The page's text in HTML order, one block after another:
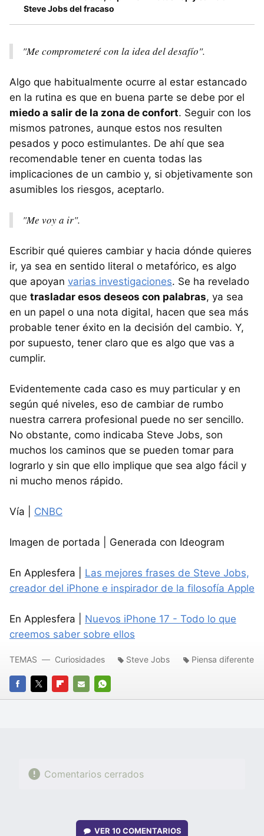
Steve Jobs del fracaso
"Me comprometeré con la idea del desafío".
Algo que habitualmente ocurre al estar estancado
en la rutina es que en buena parte se debe por el
miedo a salir de la zona de confort. Seguir con los
mismos patrones, aunque estos nos resulten
pesados y poco estimulantes. De ahí que sea
recomendable tener en cuenta todas las
implicaciones de un cambio y, si objetivamente son
asumibles los riesgos, aceptarlo.
"Me voy a ir".
Escribir qué quieres cambiar y hacia dónde quieres
ir, ya sea en sentido literal o metafórico, es algo
que apoyan varias investigaciones. Se ha revelado
que trasladar esos deseos con palabras, ya sea
en un papel o una nota digital, hacen que sea más
probable tener éxito en la decisión del cambio. Y,
por supuesto, tener claro que es algo que vas a
cumplir.
Evidentemente cada caso es muy particular y en
según qué niveles, eso de cambiar de rumbo
nuestra carrera profesional puede no ser sencillo.
No obstante, como indicaba Steve Jobs, son
muchos los caminos que se pueden tomar para
lograrlo y sin que ello implique que sea algo fácil y
ni mucho menos rápido.
Vía | CNBC
Imagen de portada | Generada con Ideogram
En Applesfera | Las mejores frases de Steve Jobs,
creador del iPhone e inspirador de la filosofía Apple
En Applesfera | Nuevos iPhone 17 - Todo lo que
creemos saber sobre ellos
FACEBOOK
TWITTERFLIPBOARD
E-
WHATSAPP
TEMAS Curiosidades Steve Jobs Piensa diferente
Comentarios cerrados
VER 10 COMENTARIOS